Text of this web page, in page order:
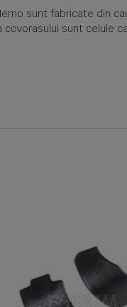
sunt fabricate din
sunt celule